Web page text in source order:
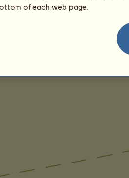
of each web page.